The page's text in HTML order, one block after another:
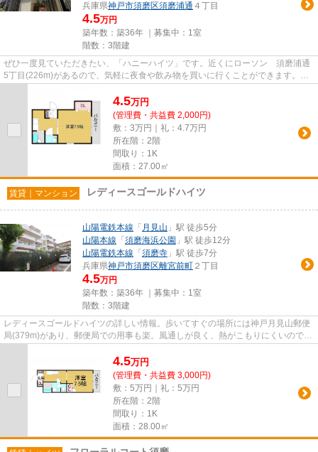
兵庫県神戸市須磨区須磨浦通 ４丁目
4.5万円
築年数：築36年 ｜募集中： 1室
階数：3階建
ぜひ一度見ていただきたい、「ハニーハイツ」です。近くにローソン 須磨浦通
5丁目(226m)があるので、気軽に夜食や飲み物を買いに行くことができます。駅
4.5万円
(管理費・共益費 2,000円)
敷：3万円｜礼：4.7万円
所在階：2階
間取り：1K
面積：27.00㎡
賃貸｜マンション レディースゴールドハイツ
山陽電鉄本線 「 月見山 」駅 徒歩5分
山陽本線 「 須磨海浜公園 」駅 徒歩12分
山陽電鉄本線 「 須磨寺 」駅 徒歩7分
兵庫県神戸市須磨区離宮前町 ２丁目
4.5万円
築年数：築36年 ｜募集中： 1室
階数：3階建
レディースゴールドハイツの詳しい情報。歩いてすぐの場所には神戸月見山郵便
局(379m)があり、郵便局での用事も楽。風通しが良く、熱がこもりにくいので、
4.5万円
(管理費・共益費 3,000円)
敷：5万円｜礼：5万円
所在階：2階
間取り：1K
面積：28.00㎡